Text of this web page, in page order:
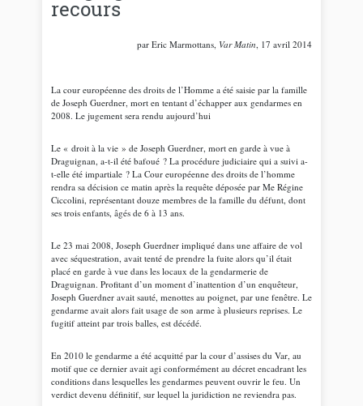
recours
par Eric Marmottans, Var Matin, 17 avril 2014
La cour européenne des droits de l’Homme a été saisie par la famille
de Joseph Guerdner, mort en tentant d’échapper aux gendarmes en
2008. Le jugement sera rendu aujourd’hui
Le « droit à la vie » de Joseph Guerdner, mort en garde à vue à
Draguignan, a-t-il été bafoué ? La procédure judiciaire qui a suivi a-
t-elle été impartiale ? La Cour européenne des droits de l’homme
rendra sa décision ce matin après la requête déposée par Me Régine
Ciccolini, représentant douze membres de la famille du défunt, dont
ses trois enfants, âgés de 6 à 13 ans.
Le 23 mai 2008, Joseph Guerdner impliqué dans une affaire de vol
avec séquestration, avait tenté de prendre la fuite alors qu’il était
placé en garde à vue dans les locaux de la gendarmerie de
Draguignan. Profitant d’un moment d’inattention d’un enquêteur,
Joseph Guerdner avait sauté, menottes au poignet, par une fenêtre. Le
gendarme avait alors fait usage de son arme à plusieurs reprises. Le
fugitif atteint par trois balles, est décédé.
En 2010 le gendarme a été acquitté par la cour d’assises du Var, au
motif que ce dernier avait agi conformément au décret encadrant les
conditions dans lesquelles les gendarmes peuvent ouvrir le feu. Un
verdict devenu définitif, sur lequel la juridiction ne reviendra pas.